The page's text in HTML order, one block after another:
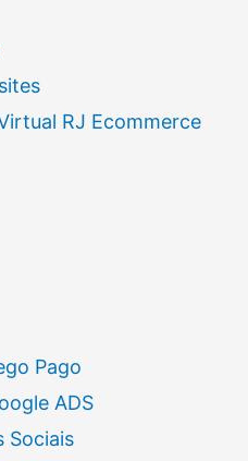
RJ Ecommerce
Pago
ADS
Sociais